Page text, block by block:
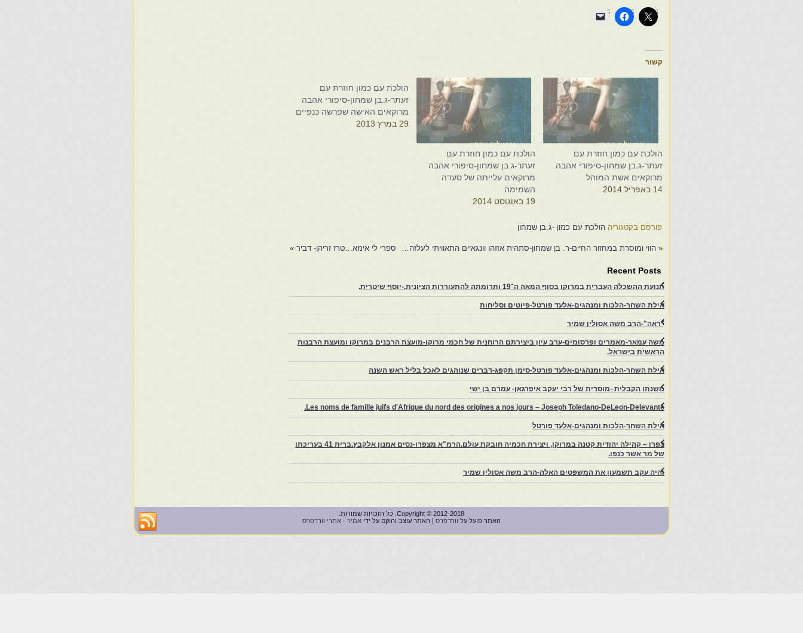
קשור
הולכת עם כמון חוזרת עם
זעתר-ג.בן שמחון-סיפורי אהבה
מרוקאים אשת המוהל
14 באפריל 2014
הולכת עם כמון חוזרת עם
זעתר-ג.בן שמחון-סיפורי אהבה
מרוקאים עלייתה של סעדה
השמימה
19 באוגוסט 2014
הולכת עם כמון חוזרת עם
זעתר-ג.בן שמחון-סיפורי אהבה
מרוקאים האישה שפרשה כנפיים
29 במרץ 2013
פורסם בקטגוריה הולכת עם כמון -ג.בן שמחון
« הווי ומוסרת במחזור החיים-ר. בן שמחון-סתהית אזזהו וונגאיים התאוויתי לעלזה… ספרי לי אימא…טרז זריהן- דביר »
Recent Posts
תנועת ההשכלה העברית במרוקו בסוף המאה ה־19 ותרומתה להתעוררות הציונית.-יוסף שיטרית.
אילת השחר-הלכות ומנהגים-אלעד פורטל-פיוטים וסליחות
"ראה"-הרב משה אסולין שמיר
משה עמאר-מאמרים ופרסומים-ערב עיון ביצירתם הרוחנית של חכמי מרוקו-מועצת הרבנים במרוקו ומועצת הרבנות
הראשית בישראל.
אילת השחר-הלכות ומנהגים-אלעד פורטל-סימן תקפג-דברים שנוהגים לאכל בליל ראש השנה
משנתו הקבלית–מוסרית של רבי יעקב איפרגאן- עמרם בן ישי
Les noms de famille juifs d'Afrique du nord des origines a nos jours – Joseph Toledano-DeLeon-Delevante.
אילת השחר-הלכות ומנהגים-אלעד פורטל
צפרו – קהילה יהודית קטנה במרוקו, ויצירת חכמיה חובקת עולם.הרמ"א מצפרו-נסים אמנון אלקבץ.ברית 41 בעריכתו
של מר אשר כנפו.
והיה עקב תשמעון את המשפטים האלה-הרב משה אסולין שמיר
Copyright © 2012-2018. כל הזכויות שמורות.
האתר פועל על וורדפרס | האתר עוצב והוקם על ידי אמיר - אתרי וורדפרס